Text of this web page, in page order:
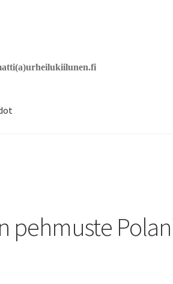
pehmuste